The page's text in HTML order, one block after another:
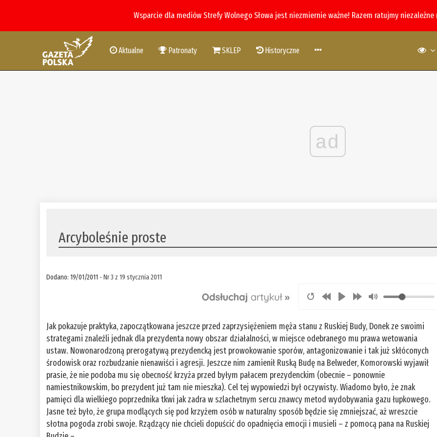
Wsparcie dla mediów Strefy Wolnego Słowa jest niezmiernie ważne! Razem ratujmy
Aktualne Patronaty SKLEP Historyczne
ad
Arcyboleśnie proste
Dodano: 19/01/2011 -Nr 3 z 19 stycznia 2011
Jak pokazuje praktyka, zapoczątkowana jeszcze przed zaprzysiężeniem męża stanu z Ruskiej Budy, Donek ze swoimi
strategami znaleźli jednak dla prezydenta nowy obszar działalności, w miejsce odebranego mu prawa wetowania
ustaw. Nowonarodzoną prerogatywą prezydencką jest prowokowanie sporów, antagonizowanie i tak już skłóconych
środowisk oraz rozbudzanie nienawiści i agresji. Jeszcze nim zamienił Ruską Budę na Belweder, Komorowski wyjawił
prasie, że nie podoba mu się obecność krzyża przed byłym pałacem prezydenckim (obecnie – ponownie
namiestnikowskim, bo prezydent już tam nie mieszka). Cel tej wypowiedzi był oczywisty. Wiadomo było, że znak
pamięci dla wielkiego poprzednika tkwi jak zadra w szlachetnym sercu znawcy metod wydobywania gazu łupkowego.
Jasne też było, że grupa modlących się pod krzyżem osób w naturalny sposób będzie się zmniejszać, aż wreszcie
słotna pogoda zrobi swoje. Rządzący nie chcieli dopuścić do opadnięcia emocji i musieli – z pomocą pana na Ruskiej